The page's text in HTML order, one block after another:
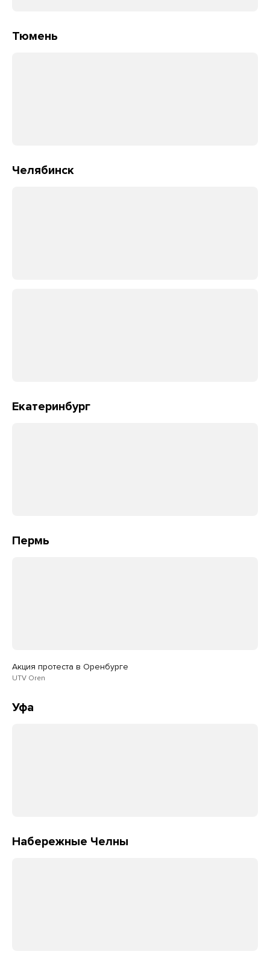
Тюмень
Челябинск
Екатеринбург
Пермь
Акция протеста в Оренбурге
UTV Oren
Уфа
Набережные Челны